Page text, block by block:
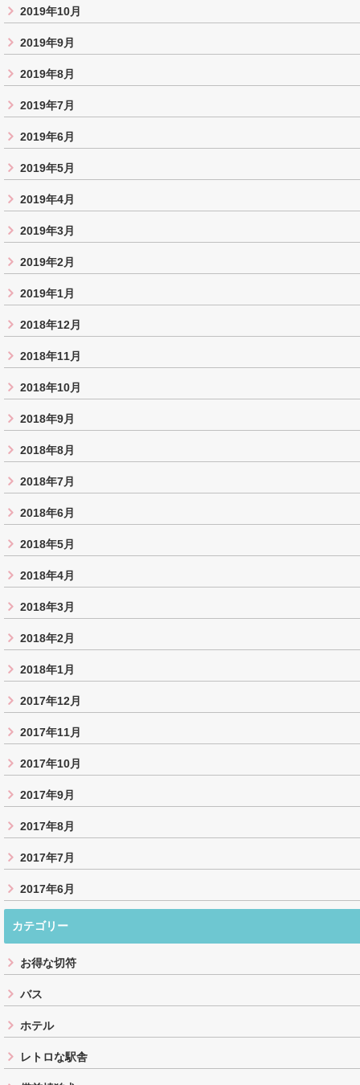
2019年10月
2019年9月
2019年8月
2019年7月
2019年6月
2019年5月
2019年4月
2019年3月
2019年2月
2019年1月
2018年12月
2018年11月
2018年10月
2018年9月
2018年8月
2018年7月
2018年6月
2018年5月
2018年4月
2018年3月
2018年2月
2018年1月
2017年12月
2017年11月
2017年10月
2017年9月
2017年8月
2017年7月
2017年6月
カテゴリー
お得な切符
バス
ホテル
レトロな駅舎